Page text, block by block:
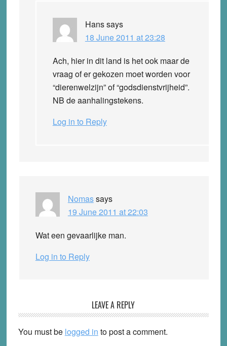
Hanssays
18 June 2011 at 23:28
Ach, hier in dit land is het ook maar de
vraag of er gekozen moet worden voor
“dierenwelzijn” of “godsdienstvrijheid”.
NB de aanhalingstekens.
Log in to Reply
Nomassays
19 June 2011 at 22:03
Wat een gevaarlijke man.
Log in to Reply
LEAVE A REPLY
You must be logged in to post a comment.